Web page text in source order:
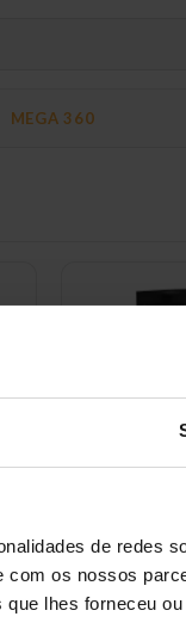
de redes
com os nossos
lhes forneceu
MEGA 360
Pro Plan